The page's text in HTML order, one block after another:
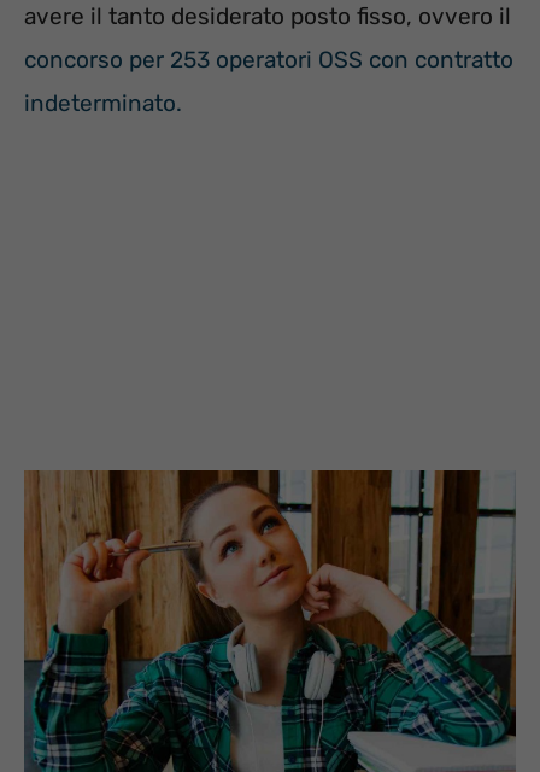
avere il tanto desiderato posto fisso, ovvero il
concorso per 253 operatori OSS con contratto
indeterminato.